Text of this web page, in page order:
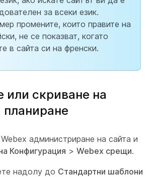
за всеки език.
промените, които правите на
не се показват, когато
в сайта си на френски.
или скриване на
планиране
администриране на сайта и
Конфигурация > Webex срещи.
надолу до Стандартни шаблони